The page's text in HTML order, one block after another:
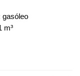
gasóleo
m³